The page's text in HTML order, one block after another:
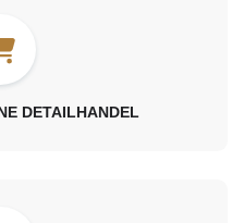
DETAILHANDEL